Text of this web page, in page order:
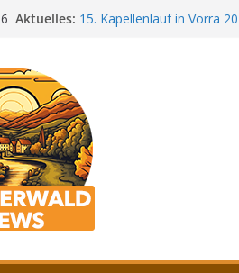
Aktuelles: 15. Kapellenlauf in Vorra
„Bamberger Böhnla“:
Lebenshilfe
Aschbacher Kerwa startet
Vollsperrung am Friedhof
August gesperrt